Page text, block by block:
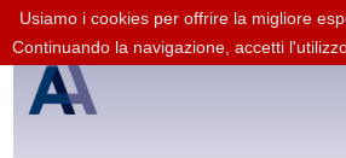
Usiamo i cookies per offrire la migliore
Continuando la navigazione, accetti